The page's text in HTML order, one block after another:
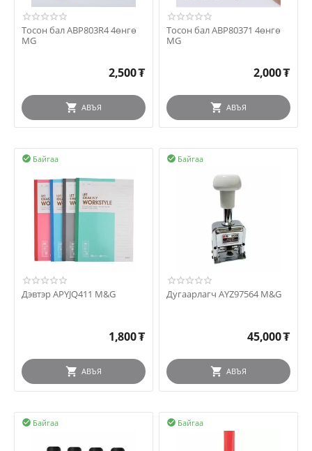
Тосон бал ABP803R4 4өнгө
MG
2,500₮
АВЪЯ
Тосон бал ABP80371 4өнгө
MG
2,000₮
АВЪЯ
Байгаа

Дэвтэр APYJQ411 M&G
1,800₮
АВЪЯ
Байгаа

Дугаарлагч AYZ97564 M&G
45,000₮
АВЪЯ
Байгаа
 Байгаа
